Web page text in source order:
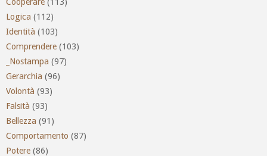
Logica (112)
Identità (103)
Comprendere (103)
_Nostampa (97)
Gerarchia (96)
Volontà (93)
Falsità (93)
Bellezza (91)
Comportamento (87)
Potere (86)